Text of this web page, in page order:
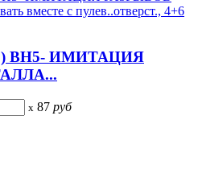
ВН5- ИМИТАЦИЯ
x 87 руб